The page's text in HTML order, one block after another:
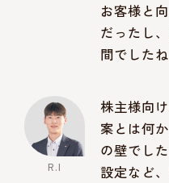
お客様と
だったし
間でしたね
株主様向
案とは何
の壁でし
設定など